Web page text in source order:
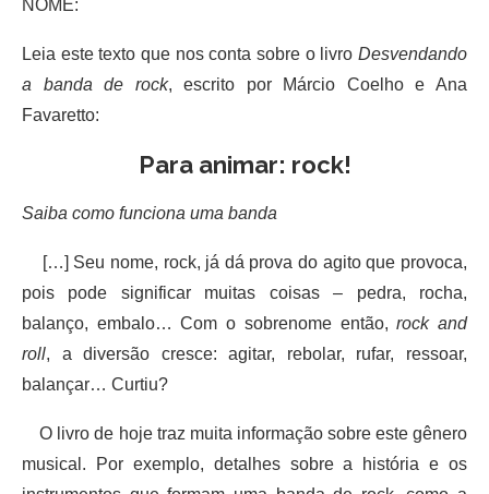
NOME:
Leia este texto que nos conta sobre o livro Desvendando
a banda de rock, escrito por Márcio Coelho e Ana
Favaretto:
Para animar: rock!
Saiba como funciona uma banda
[…] Seu nome, rock, já dá prova do agito que provoca,
pois pode significar muitas coisas – pedra, rocha,
balanço, embalo… Com o sobrenome então,rock and
roll, a diversão cresce: agitar, rebolar, rufar, ressoar,
balançar… Curtiu?
O livro de hoje traz muita informação sobre este gênero
musical. Por exemplo, detalhes sobre a história e os